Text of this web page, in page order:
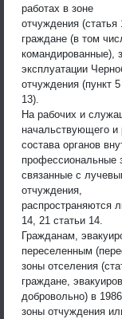
работах в зоне
отчуждения (статья
граждане (в том
командированные),
эксплуатации
отчуждения (пункт 5
13).
На рабочих и
начальствующего и
состава органов
профессиональные
связанные с
отчуждения,
распространяются
14, 21 статьи 14.
Гражданам,
переселенным
зоны отселения
граждане,
добровольно) в
зоны отчуждения